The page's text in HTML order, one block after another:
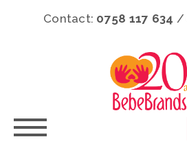
Contact: 0758 117 634 /